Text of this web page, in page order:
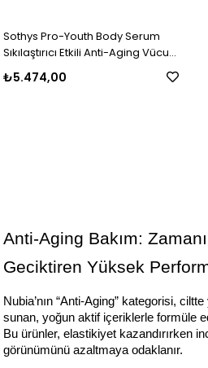
Sothys Pro-Youth Body Serum
Sıkılaştırıcı Etkili Anti-Aging Vücut
₺5.474,00
Anti‑Aging Bakım:
Geciktiren Yüksek
Nubia’nın “Anti‑Aging” kategorisi,
sunan, yoğun aktif içeriklerle formüle
Bu ürünler, elastikiyet kazandırırken
görünümünü azaltmaya odaklanır.